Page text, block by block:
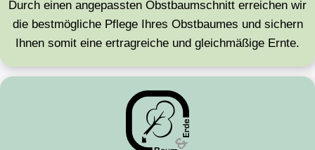
Durch einen angepassten Obstbaumschnitt erreichen wir
die bestmögliche Pflege Ihres Obstbaumes und sichern
Ihnen somit eine ertragreiche und gleichmäßige Ernte.